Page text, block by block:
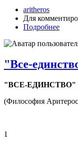
aritheros
Для
Подробнее
"Все-
"ВСЕ-ЕДИНСТВО"
(Философия
1